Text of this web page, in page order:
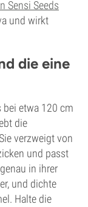
Sensi Seeds
und wirkt
die eine
etwa 120 cm
die
verzweigt von
und passt
in ihrer
und dichte
Halte die